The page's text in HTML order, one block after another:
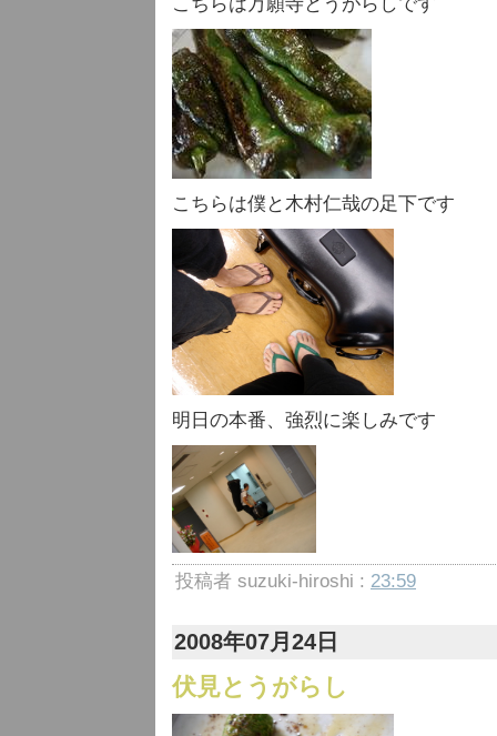
こちらは僕と木村仁哉の足下です
明日の本番、強烈に楽しみです
投稿者 suzuki-hiroshi : 23:59
2008年07月24日
伏見とうがらし